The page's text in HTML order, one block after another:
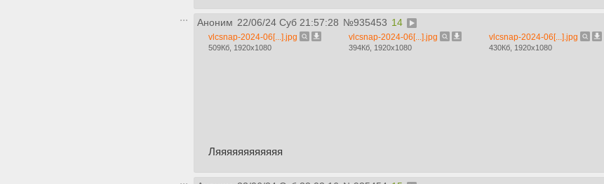
Аноним 22/06/24 Суб 21:57:28 №935453 14
vlcsnap-2024-06[...].jpg
509Кб, 1920x1080
vlcsnap-2024-06[...].jpg
394Кб, 1920x1080
vlcsnap-2024-06[...].jpg
430Кб, 1920x1080
Ляяяяяяяяяяяя